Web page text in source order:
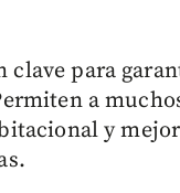
para
a
y